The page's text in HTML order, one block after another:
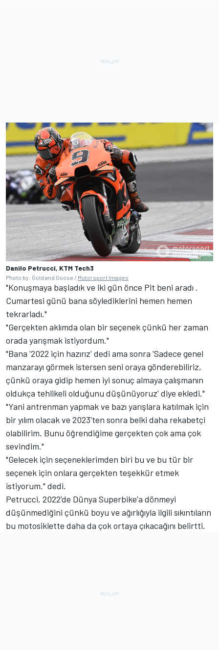
Danilo Petrucci, KTM Tech3
Photo by: Gold and Goose / Motorsport Images
"Konuşmaya başladık ve iki gün önce Pit beni aradı .
Cumartesi günü bana söylediklerini hemen hemen
tekrarladı."
"Gerçekten aklımda olan bir seçenek çünkü her zaman
orada yarışmak istiyordum."
"Bana '2022 için hazırız' dedi ama sonra 'Sadece genel
manzarayı görmek istersen seni oraya gönderebiliriz,
çünkü oraya gidip hemen iyi sonuç almaya çalışmanın
oldukça tehlikeli olduğunu düşünüyoruz' diye ekledi."
"Yani antrenman yapmak ve bazı yarışlara katılmak için
bir yılım olacak ve 2023'ten sonra belki daha rekabetçi
olabilirim. Bunu öğrendiğime gerçekten çok ama çok
sevindim."
"Gelecek için seçeneklerimden biri bu ve bu tür bir
seçenek için onlara gerçekten teşekkür etmek
istiyorum." dedi.
Petrucci, 2022'de Dünya Superbike'a dönmeyi
düşünmediğini çünkü boyu ve ağırlığıyla ilgili sıkıntıların
bu motosiklette daha da çok ortaya çıkacağını belirtti.